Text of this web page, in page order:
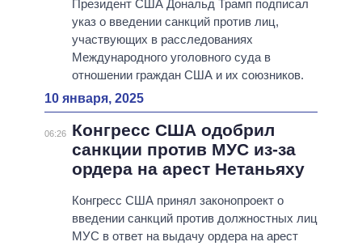
Президент США Дональд Трамп подписал
указ о введении санкций против лиц,
участвующих в расследованиях
Международного уголовного суда в
отношении граждан США и их союзников.
10 января, 2025
06:26
Конгресс США одобрил
санкции против МУС из-за
ордера на арест Нетаньяху
Конгресс США принял законопроект о
введении санкций против должностных лиц
МУС в ответ на выдачу ордера на арест